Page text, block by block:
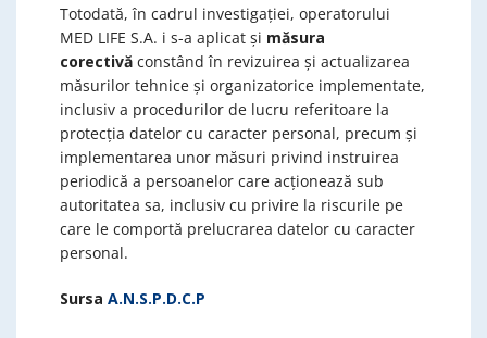
Totodată, în cadrul investigației, operatorului
MED LIFE S.A. i s-a aplicat şi măsura
corectivă constând în revizuirea și actualizarea
măsurilor tehnice și organizatorice implementate,
inclusiv a procedurilor de lucru referitoare la
protecția datelor cu caracter personal, precum și
implementarea unor măsuri privind instruirea
periodică a persoanelor care acționează sub
autoritatea sa, inclusiv cu privire la riscurile pe
care le comportă prelucrarea datelor cu caracter
personal.
Sursa A.N.S.P.D.C.P